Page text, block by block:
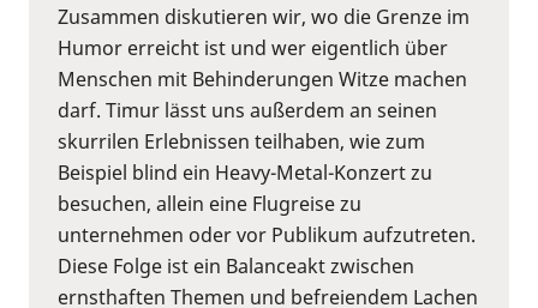
Zusammen diskutieren wir, wo die Grenze im
Humor erreicht ist und wer eigentlich über
Menschen mit Behinderungen Witze machen
darf. Timur lässt uns außerdem an seinen
skurrilen Erlebnissen teilhaben, wie zum
Beispiel blind ein Heavy-Metal-Konzert zu
besuchen, allein eine Flugreise zu
unternehmen oder vor Publikum aufzutreten.
Diese Folge ist ein Balanceakt zwischen
ernsthaften Themen und befreiendem Lachen